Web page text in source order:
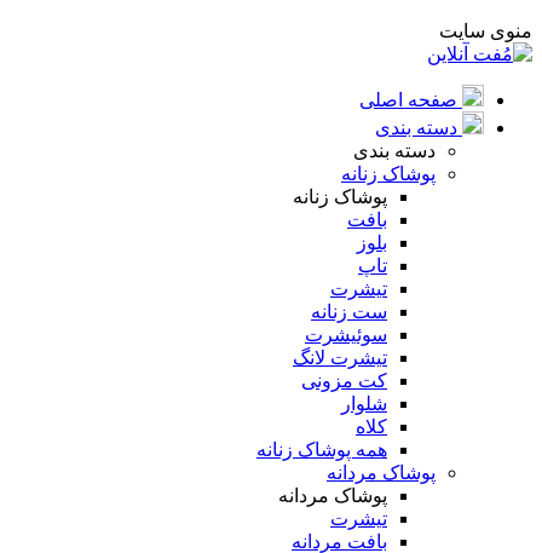
منوی سایت
صفحه اصلی
دسته بندی
دسته بندی
پوشاک زنانه
پوشاک زنانه
بافت
بلوز
تاپ
تیشرت
ست زنانه
سوئیشرت
تیشرت لانگ
کت مزونی
شلوار
کلاه
همه پوشاک زنانه
پوشاک مردانه
پوشاک مردانه
تیشرت
بافت مردانه